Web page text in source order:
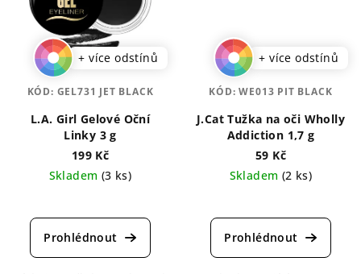
+ více odstínů
L.A. Girl Gelové Oční
Linky 3 g
199 Kč
Skladem (3 ks)
hodnocení
produktu
KÓD: GEL731 JET BLACK
+ více odstínů
J.Cat Tužka na oči Wholly
Addiction 1,7 g
59 Kč
Skladem (2 ks)
hodnocení
produktu
KÓD:WE013 PIT BLACK